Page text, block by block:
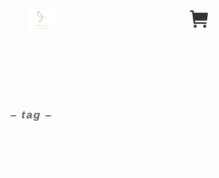
– tag –